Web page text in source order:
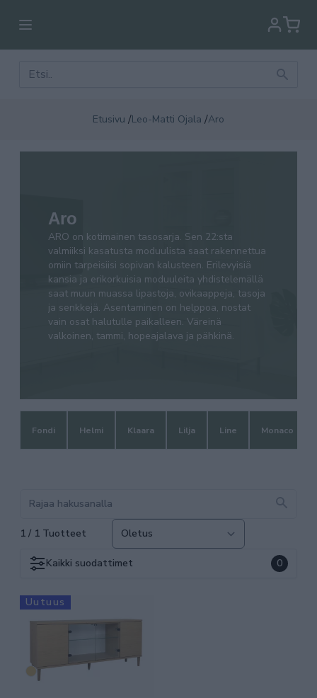
Etusivu /Leo-Matti Ojala /Aro
tarpeisiisi sopivan kalusteen. Erilevyisiä kansia ja
erikorkuisia moduuleita yhdistelemällä saat muun
muassa lipastoja, ovikaappeja, tasoja ja senkkejä.
Asentaminen on helppoa, nostat vain osat
halutulle paikalleen. Väreinä valkoinen, tammi,
hopeajalava ja pähkinä.
Aro
ARO on kotimainen tasosarja. Sen 22:sta
valmiiksi kasatusta moduulista saat rakennettua
omiin tarpeisiisi sopivan kalusteen. Erilevyisiä
kansia ja erikorkuisia moduuleita yhdistelemällä
saat muun muassa lipastoja, ovikaappeja, tasoja
ja senkkejä. Asentaminen on helppoa, nostat
vain osat halutulle paikalleen. Väreinä
valkoinen, tammi, hopeajalava ja pähkinä.
Fondi Helmi Klaara Lilja Line Monaco
1 / 1 Tuotteet
Kaikki suodattimet 0
Uutuus